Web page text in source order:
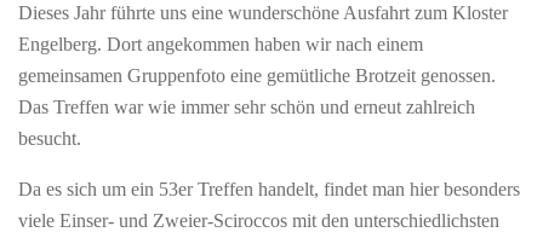
Dieses Jahr führte uns eine wunderschöne Ausfahrt zum Kloster
Engelberg. Dort angekommen haben wir nach einem
gemeinsamen Gruppenfoto eine gemütliche Brotzeit genossen.
Das Treffen war wie immer sehr schön und erneut zahlreich
besucht.
Da es sich um ein 53er Treffen handelt, findet man hier besonders
viele Einser- und Zweier-Sciroccos mit den unterschiedlichsten